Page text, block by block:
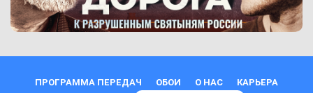
ПРОГРАММА ПЕРЕДАЧ ОБОИ О НАС
КАРЬЕРА